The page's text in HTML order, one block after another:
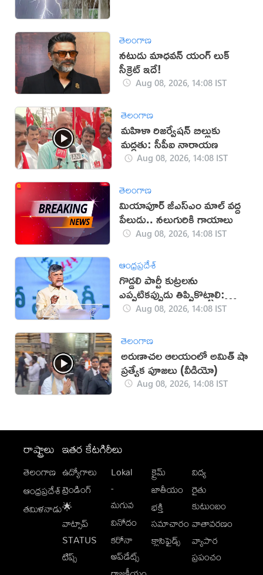
తెలంగాణ
నటుడు మాధవన్ యంగ్ లుక్
సీక్రెట్ ఇదే!
Aug 08, 2026, 14:08 IST
తెలంగాణ
మహిళా రిజర్వేషన్ బిల్లుకు
మద్దతు: సీపీఐ నారాయణ
Aug 08, 2026, 14:08 IST
తెలంగాణ
మియాపూర్‌ జీఎస్‌ఎం మాల్‌ వద్ద
పేలుడు.. నలుగురికి గాయాలు
Aug 08, 2026, 14:08 IST
ఆంధ్రప్రదేశ్
గొడ్డలి పార్టీ కుట్రలను
ఎప్పటికప్పుడు తిప్పికొట్టాలి:
చంద్రబాబు
Aug 08, 2026, 14:08 IST
తెలంగాణ
అరుణాచల ఆలయంలో అమిత్ షా
ప్రత్యేక పూజలు (వీడియో)
Aug 08, 2026, 14:08 IST
రాష్ట్రాలు
తెలంగాణ
ఆంధ్రప్రదేశ్
తమిళనాడు
ఇతర కేటగిరీలు
ఉద్యోగాలు
ట్రెండింగ్
🌟
వాట్సాప్
STATUS
టిప్స్
Lokal
-
మగువ
వినోదం
కరోనా
అప్‌డేట్స్
క్రైమ్
జాతీయం
భక్తి
సమాచారం
క్లాసిఫైడ్స్
విద్య
రైతు
కుటుంబం
వాతావరణం
వ్యాపార
ప్రపంచం